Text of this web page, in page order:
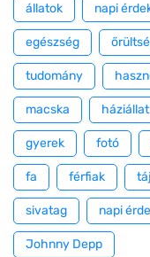
állatok napi
egészség
tudomány
macska háziállat
gyerek fotó
fa férfiak
sivatag napi
Johnny Depp